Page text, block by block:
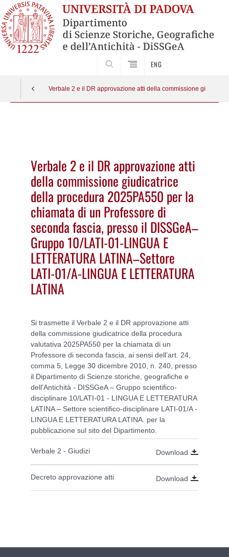
ENG
Verbale 2 e il DR approvazione atti della commissione
Verbale 2 e il DR approvazione atti
della commissione giudicatrice
della procedura 2025PA550 per la
chiamata di un Professore di
seconda fascia, presso il DISSGeA–
Gruppo 10/LATI-01-LINGUA E
LETTERATURA LATINA–Settore
LATI-01/A-LINGUA E LETTERATURA
LATINA
Si trasmette il Verbale 2 e il DR approvazione atti
della commissione giudicatrice della procedura
valutativa 2025PA550 per la chiamata di un
Professore di seconda fascia, ai sensi dell’art. 24,
comma 5, Legge 30 dicembre 2010, n. 240, presso
il Dipartimento di Scienze storiche, geografiche e
dell'Antichità - DISSGeA – Gruppo scientifico-
disciplinare 10/LATI-01 - LINGUA E LETTERATURA
LATINA – Settore scientifico-disciplinare LATI-01/A -
LINGUA E LETTERATURA LATINA. per la
pubblicazione sul sito del Dipartimento.
Verbale 2 - Giudizi Download
Decreto approvazione atti Download